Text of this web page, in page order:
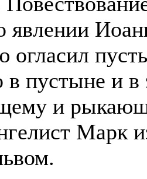
явлении
огласил
пустыне и в
и
Марк